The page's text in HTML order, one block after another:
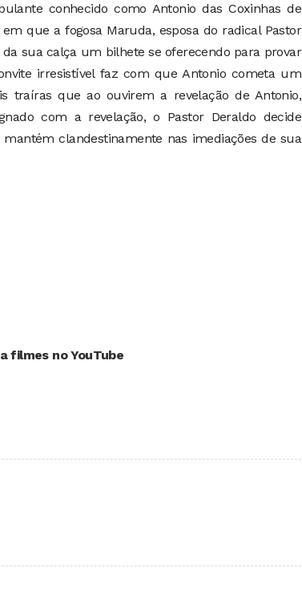
conhecido como Antonio das Coxinhas de
que a fogosa Maruda, esposa do radical Pastor
sua calça um bilhete se oferecendo para provar
irresistível faz com que Antonio cometa um
traíras que ao ouvirem a revelação de Antonio,
com a revelação, o Pastor Deraldo decide
clandestinamente nas imediações de sua
filmes no YouTube